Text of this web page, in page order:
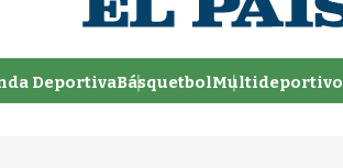
DeportivaBásquetbolMultideportivo